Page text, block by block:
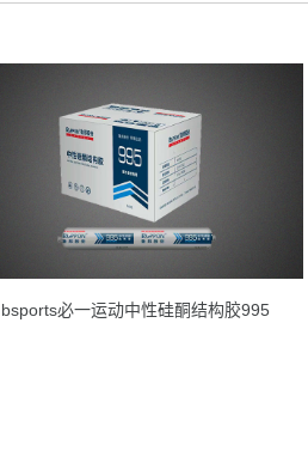
bsports必一运动中性硅酮结构胶995